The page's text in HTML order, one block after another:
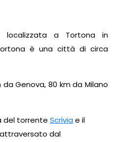
localizzata a Tortona in
è una città di circa
da Genova, 80 km da Milano
del torrente Scriviae il
attraversato dal